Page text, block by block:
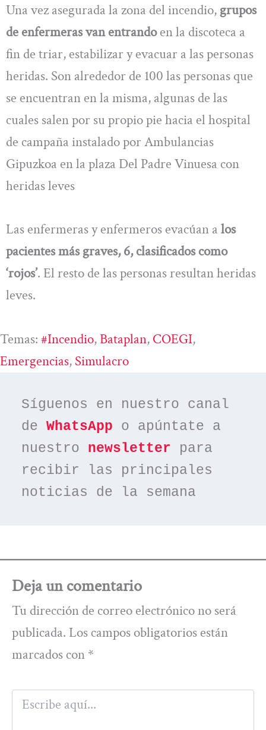
Una vez asegurada la zona del incendio, grupos
de enfermeras van entrandoen la discoteca a
fin de triar, estabilizar y evacuar a las personas
heridas. Son alrededor de 100 las personas que
se encuentran en la misma, algunas de las
cuales salen por su propio pie hacia el hospital
de campaña instalado por Ambulancias
Gipuzkoa en la plaza Del Padre Vinuesa con
heridas leves
Las enfermeras y enfermeros evacúan a los
pacientes más graves, 6, clasificados como
‘rojos’. El resto de las personas resultan heridas
leves.
Temas: #incendio, Bataplan, COEGI
Emergencias, Simulacro
Síguenos en nuestro canal
de WhatsApp o apúntate a
nuestro newsletter para
recibir las principales
noticias de la semana
Deja un comentario
Tu dirección de correo electrónico no será
publicada. Los campos obligatorios están
marcados con *
Escribe
aquí...